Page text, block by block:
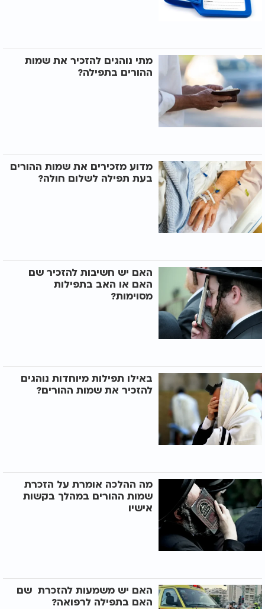
מתי נוהגים להזכיר את שמות
ההורים בתפילה?
מדוע מזכירים את שמות ההורים
בעת תפילה לשלום חולה?
האם יש חשיבות להזכיר שם
האם או האב בתפילות
מסוימות?
באילו תפילות מיוחדות נוהגים
להזכיר את שמות ההורים?
מה ההלכה אומרת על הזכרת
שמות ההורים במהלך בקשות
אישיו
האם יש משמעות להזכרת שם
האם בתפילה לרפואה?